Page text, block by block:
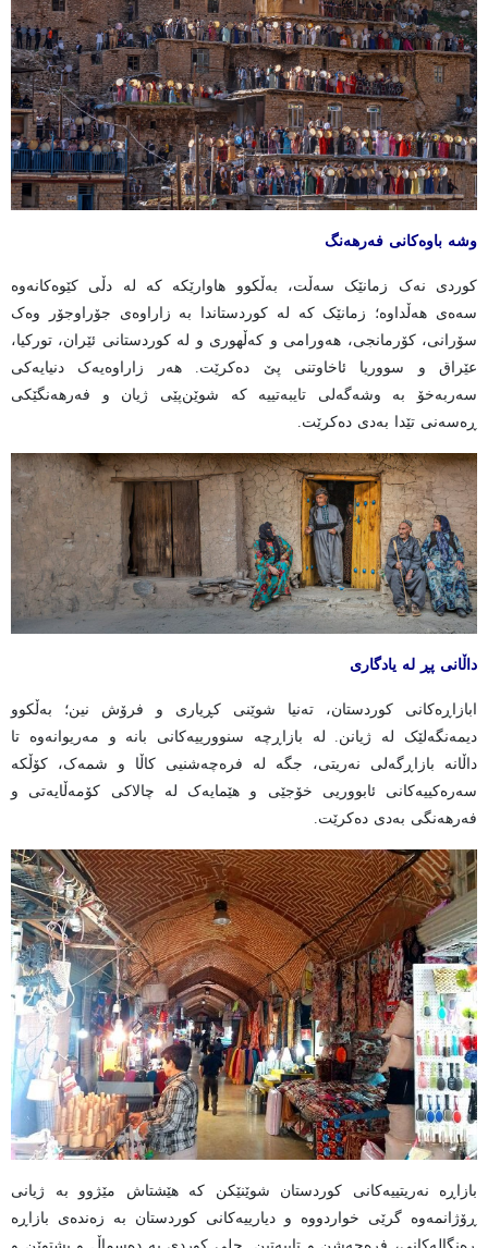
وشە باوەکانی فەرهەنگ
کوردی نەک زمانێک سەڵت، بەڵکوو هاوارێکە کە لە دڵی کێوەکانەوە
سەەی هەڵداوە؛ زمانێک کە لە کوردستاندا بە زاراوەی جۆراوجۆر وەک
سۆرانی، کۆرمانجی، هەورامی و کەڵهوری و لە کوردستانی ئێران، تورکیا،
عێراق و سووریا ئاخاوتنی پێ دەکرێت. هەر زاراوەیەک دنیایەکی
سەربەخۆ بە وشەگەلی تایبەتییە کە شوێن‌پێی ژیان و فەرهەنگێکی
ڕەسەنی تێدا بەدی دەکرێت.
داڵانی پڕ لە یادگاری
ابازاڕەکانی کوردستان، تەنیا شوێنی کڕیاری و فرۆش نین؛ بەڵکوو
دیمەنگەلێک لە ژیانن. لە بازاڕچە سنوورییەکانی بانە و مەریوانەوە تا
داڵانە بازاڕگەلی نەریتی، جگە لە فرەچەشنیی کاڵا و شمەک، کۆڵکە
سەرەکییەکانی ئابووریی خۆجێی و هێمایەک لە چالاکی کۆمەڵایەتی و
فەرهەنگی بەدی دەکرێت.
بازاڕە نەریتییەکانی کوردستان شوێنێکن کە هێشتاش مێژوو بە ژیانی
ڕۆژانمەوە گرێی خواردووە و دیارییەکانی کوردستان بە زەندەی بازاڕە